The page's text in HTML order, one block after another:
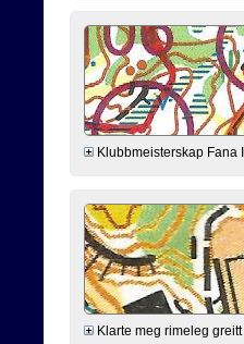
Klubbmeisterskap Fana
Klarte meg rimeleg